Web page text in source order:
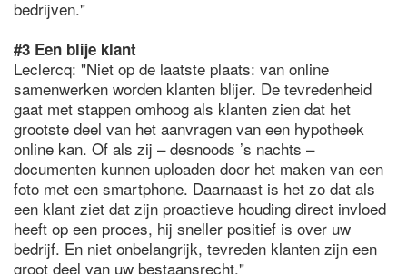
bedrijven."
#3 Een blije klant
Leclercq: "Niet op de laatste plaats: van online
samenwerken worden klanten blijer. De tevredenheid
gaat met stappen omhoog als klanten zien dat het
grootste deel van het aanvragen van een hypotheek
online kan. Of als zij – desnoods ’s nachts –
documenten kunnen uploaden door het maken van een
foto met een smartphone. Daarnaast is het zo dat als
een klant ziet dat zijn proactieve houding direct invloed
heeft op een proces, hij sneller positief is over uw
bedrijf. En niet onbelangrijk, tevreden klanten zijn een
groot deel van uw bestaansrecht."